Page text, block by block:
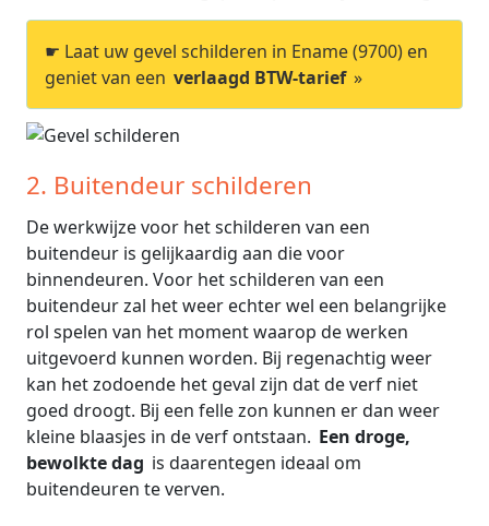
☛ Laat uw gevel schilderen in Ename (9700) en
geniet van een verlaagd BTW-tarief »
2. Buitendeur schilderen
De werkwijze voor het schilderen van een
buitendeur is gelijkaardig aan die voor
binnendeuren. Voor het schilderen van een
buitendeur zal het weer echter wel een belangrijke
rol spelen van het moment waarop de werken
uitgevoerd kunnen worden. Bij regenachtig weer
kan het zodoende het geval zijn dat de verf niet
goed droogt. Bij een felle zon kunnen er dan weer
kleine blaasjes in de verf ontstaan. Een droge,
bewolkte dag is daarentegen ideaal om
buitendeuren te verven.